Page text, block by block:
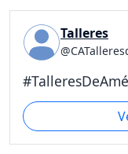
Talleres